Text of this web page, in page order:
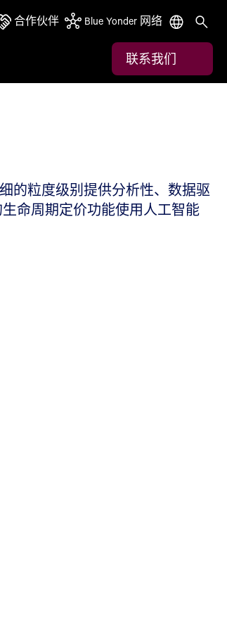
合作伙伴 Blue Yonder 网络
联系我们
的粒度级别提供分析性、数据驱
命周期定价功能使用人工智能